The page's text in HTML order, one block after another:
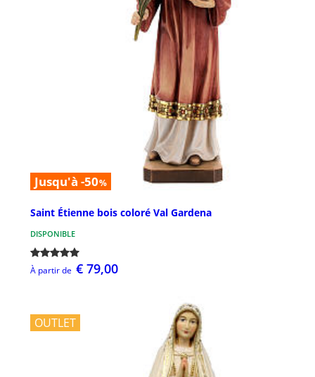
Jusqu'à -50%
Saint Étienne bois coloré Val Gardena
DISPONIBLE
À partir de € 79,00
OUTLET